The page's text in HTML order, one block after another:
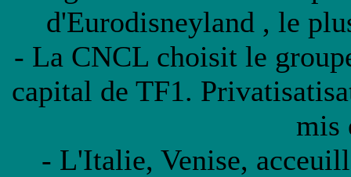
d'Eurodisneyland , le
- La CNCL choisit le
capital de TF1.
mis
- L'Italie, Venise,